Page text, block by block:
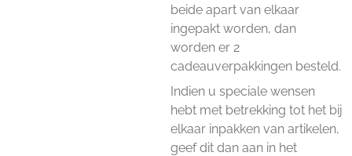
beide apart van elkaar
ingepakt worden, dan
worden er 2
cadeauverpakkingen besteld.
Indien u speciale wensen
hebt met betrekking tot het bij
elkaar inpakken van artikelen,
geef dit dan aan in het